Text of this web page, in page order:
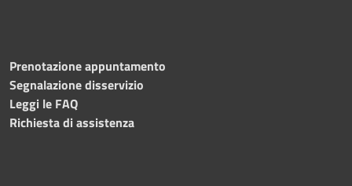
Prenotazione appuntamento
Segnalazione disservizio
Leggi le FAQ
Richiesta di assistenza